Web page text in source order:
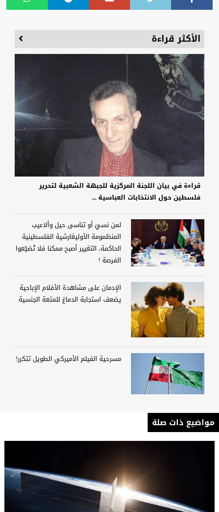
الأكثر قراءة
قراءة في بيان اللجنة المركزية للجبهة الشعبية لتحرير
فلسطين حول الانتخابات العباسية ...
لمن نسيَ أو تناسى حيل وألاعيب
المنظمومة الأوليغارشية الفلسطينية
الحاكمة، التغيير أصبح ممكنا فلا تُضيّعوا
الفرصة !
الإدمان على مشاهدة الأفلام الإباحية
يضعف استجابة الدماغ للمتعة الجنسية
مسرحية الفيلم الأميركي الطويل تتكرر!
مواضيع ذات صلة